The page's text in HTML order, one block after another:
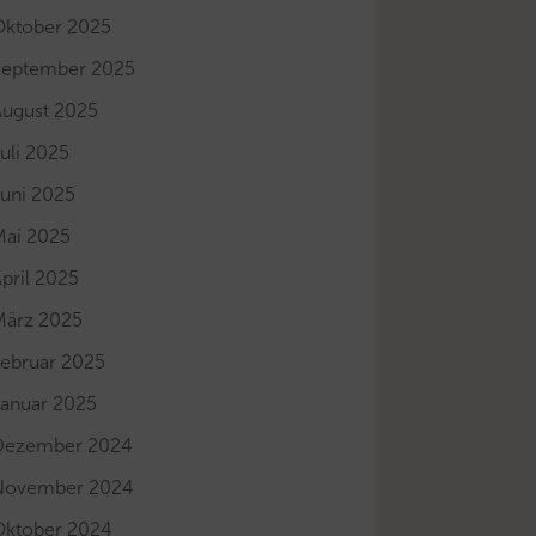
2025
2025
2025
2025
2025
2025
2025
2025
2025
2025
2024
2024
2024